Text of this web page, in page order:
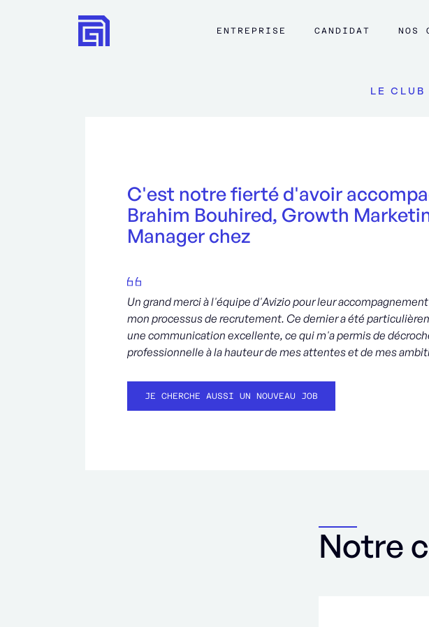
ENTREPRISE CANDIDAT NOS
LE
C'est notre fierté d'avoir
Brahim Bouhired, Growth
Manager chez
Un grand merci à l'équipe d'Avizio pour leur
mon processus de recrutement. Ce dernier a été
une communication excellente, ce qui m'a permis de
professionnelle à la hauteur de mes attentes et de mes
JE CHERCHE AUSSI UN NOUVEAU JOB
Notre